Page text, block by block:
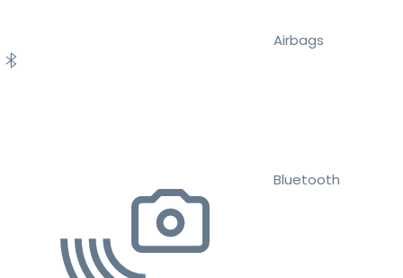
Airbags
Bluetooth